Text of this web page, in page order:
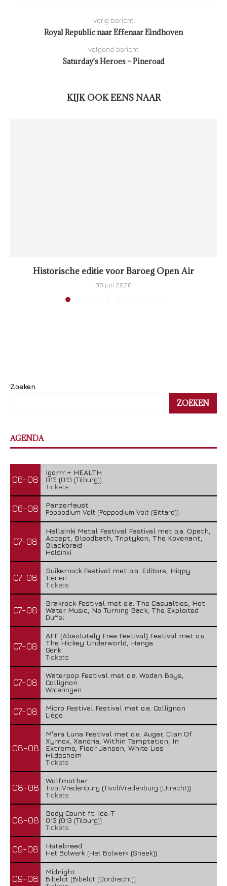
vorig bericht
Royal Republic naar Effenaar Eindhoven
volgend bericht
Saturday's Heroes – Pineroad
KIJK OOK EENS NAAR
Historische editie voor Baroeg Open Air
30 juli 2026
Zoeken
ZOEKEN
AGENDA
06-08
Igorrr + HEALTH
013 (013 (Tilburg))
Tickets
06-08
Panzerfaust
Poppodium Volt (Poppodium Volt (Sittard))
07-08
Hellsinki Metal Festival Festival met o.a. Opeth,
Accept, Bloodbath, Triptykon, The Kovenant,
Blackbraid
Helsinki
07-08
Suikerrock Festival met o.a. Editors, Hiqpy
Tienen
Tickets
07-08
Brakrock Festival met o.a. The Casualties, Hot
Water Music, No Turning Back, The Exploited
Duffel
07-08
AFF (Absolutely Free Festival) Festival met o.a.
The Hickey Underworld, Henge
Genk
Tickets
07-08
Waterpop Festival met o.a. Wodan Boys,
Collignon
Wateringen
07-08
Micro Festival Festival met o.a. Collignon
Liège
08-08
M'era Luna Festival met o.a. Auger, Clan Of
Xymox, Xandria, Within Temptation, In
Extremo, Floor Jansen, White Lies
Hildesheim
Tickets
08-08
Wolfmother
TivoliVredenburg (TivoliVredenburg (Utrecht))
Tickets
08-08
Body Count ft. Ice-T
013 (013 (Tilburg))
Tickets
09-08
Hatebreed
Het Bolwerk (Het Bolwerk (Sneek))
09-08
Midnight
Bibelot (Bibelot (Dordrecht))